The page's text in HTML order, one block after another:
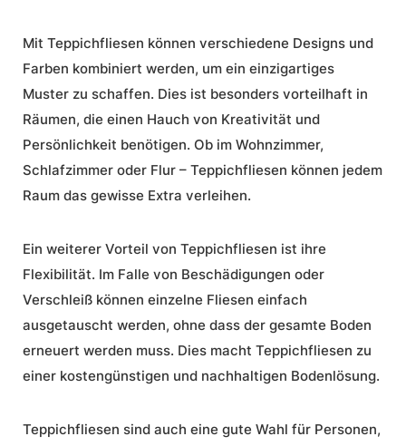
Mit Teppichfliesen können verschiedene Designs und
Farben kombiniert werden, um ein einzigartiges
Muster zu schaffen. Dies ist besonders vorteilhaft in
Räumen, die einen Hauch von Kreativität und
Persönlichkeit benötigen. Ob im Wohnzimmer,
Schlafzimmer oder Flur – Teppichfliesen können jedem
Raum das gewisse Extra verleihen.
Ein weiterer Vorteil von Teppichfliesen ist ihre
Flexibilität. Im Falle von Beschädigungen oder
Verschleiß können einzelne Fliesen einfach
ausgetauscht werden, ohne dass der gesamte Boden
erneuert werden muss. Dies macht Teppichfliesen zu
einer kostengünstigen und nachhaltigen Bodenlösung.
Teppichfliesen sind auch eine gute Wahl für Personen,